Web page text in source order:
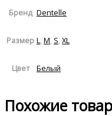
Бренд Dentelle
Размер L M S XL
Цвет Белый
Похожие